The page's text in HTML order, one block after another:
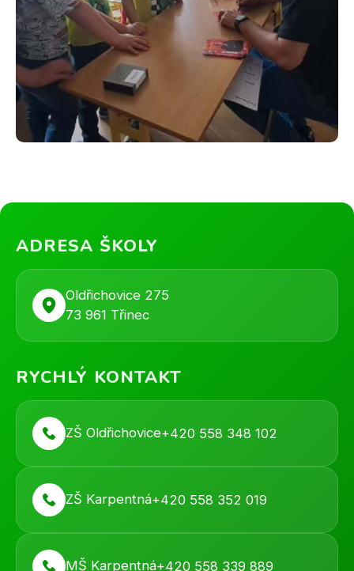
ADRESA ŠKOLY
Oldřichovice 275
73 961 Třinec
RYCHLÝ KONTAKT
ZŠ Oldřichovice+420 558 348 102
ZŠ Karpentná+420 558 352 019
MŠ Karpentná+420 558 339 889